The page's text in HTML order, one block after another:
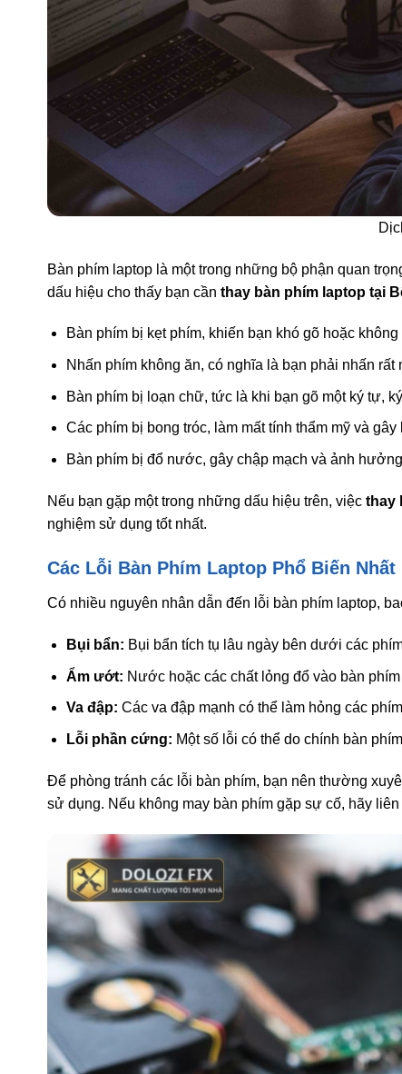
Bàn phím laptop là một trong những bộ phận quan
dấu hiệu cho thấy bạn cần thay bàn phím laptop tại
Bàn phím bị kẹt phím, khiến bạn khó gõ hoặc
Nhấn phím không ăn, có nghĩa là bạn phải nhấn
Bàn phím bị loạn chữ, tức là khi bạn gõ một ký tự,
Các phím bị bong tróc, làm mất tính thẩm mỹ và
Bàn phím bị đổ nước, gây chập mạch và ảnh
Nếu bạn gặp một trong những dấu hiệu trên, việc thay
nghiệm sử dụng tốt nhất.
Các Lỗi Bàn Phím Laptop Phổ Biến Nhất
Có nhiều nguyên nhân dẫn đến lỗi bàn phím laptop,
Bụi bẩn: Bụi bẩn tích tụ lâu ngày bên dưới các
Ẩm ướt: Nước hoặc các chất lỏng đổ vào bàn
Va đập: Các va đập mạnh có thể làm hỏng các
Lỗi phần cứng: Một số lỗi có thể do chính bàn
Để phòng tránh các lỗi bàn phím, bạn nên thường
sử dụng. Nếu không may bàn phím gặp sự cố, hãy liên